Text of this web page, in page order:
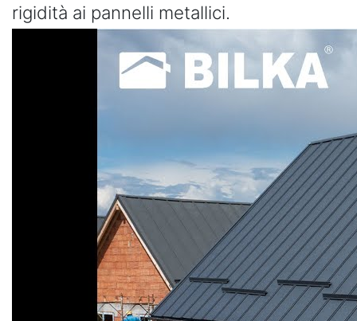
rigidità ai pannelli metallici.